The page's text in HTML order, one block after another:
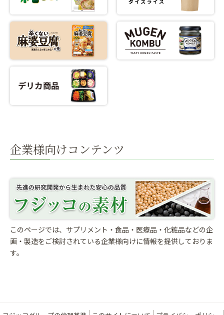
企業様向けコンテンツ
このページでは、サプリメント・食品・医療品・化粧品などの企
画・製造をご検討されている企業様向けに情報を提供しておりま
す。